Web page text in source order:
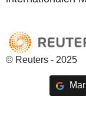
© Reuters - 2025